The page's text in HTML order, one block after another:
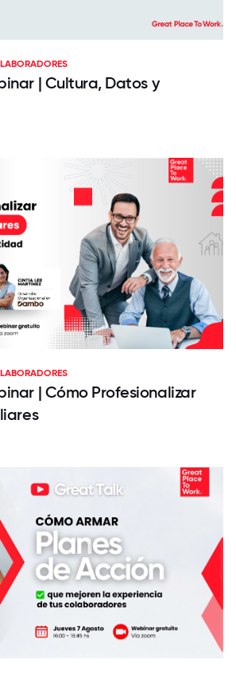
| Cultura, Datos y
| Cómo Profesionalizar